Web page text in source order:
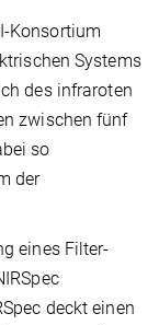
Konsortium
Systems
des infraroten
zwischen fünf
so
der
eines Filter-
deckt einen